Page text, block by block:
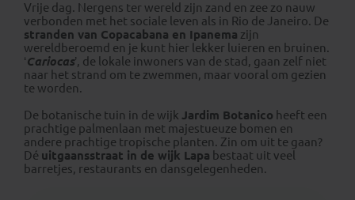
Vrije dag. Nergens ter wereld zijn zand en zee zo nauw
verbonden met het sociale leven als in Rio de Janeiro. De
stranden van Copacabana en Ipanema zijn
wereldberoemd en je kunt hier lekker luieren en bruinen.
‘Cariocas’, de lokale inwoners van de stad, gaan zelf niet
naar het strand om te zwemmen, maar vooral om gezien
te worden.
De botanische tuin in de wijk Jardim Botanico heeft een
prachtige palmenlaan met majestueuze bomen en
andere prachtige tropische planten. Zin om uit te gaan?
Dé uitgaansstraat in de wijk Lapa bestaat uit veel
barretjes, restaurants en dansgelegenheden.